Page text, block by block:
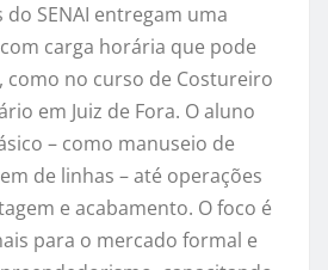
SENAI entregam uma
carga horária que pode
como no curso de Costureiro
em Juiz de Fora. O aluno
– como manuseio de
de linhas – até operações
e acabamento. O foco é
para o mercado formal e